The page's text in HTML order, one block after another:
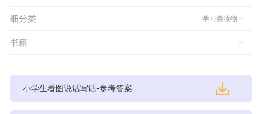
细分类 学习类读物 >
书籍 >
小学生看图说话写话•参考答案